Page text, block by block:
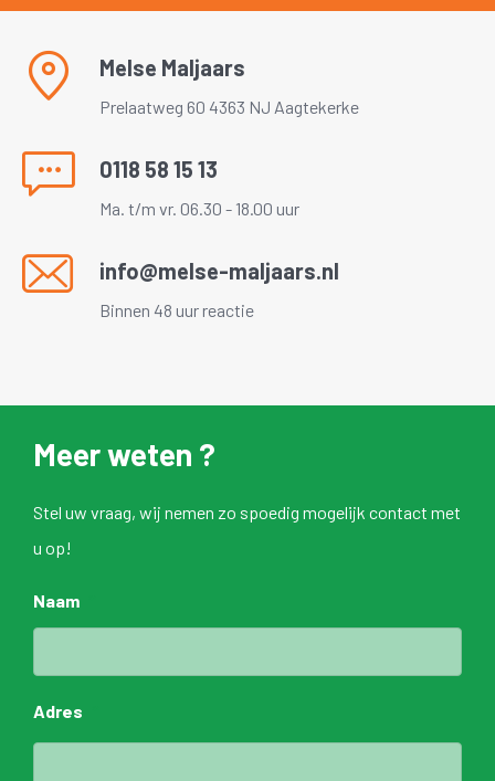
Melse Maljaars
Prelaatweg 60 4363 NJ Aagtekerke
0118 58 15 13
Ma. t/m vr. 06.30 - 18.00 uur
info@melse-maljaars.nl
Binnen 48 uur reactie
Meer weten ?
Stel uw vraag, wij nemen zo spoedig mogelijk contact met
u op!
Naam
Adres